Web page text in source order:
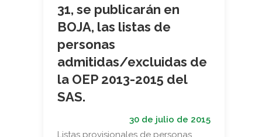
31, se publicarán en
BOJA, las listas de
personas
admitidas/excluidas de
la OEP 2013-2015 del
SAS.
30 de julio de 2015
Listas provisionales de personas